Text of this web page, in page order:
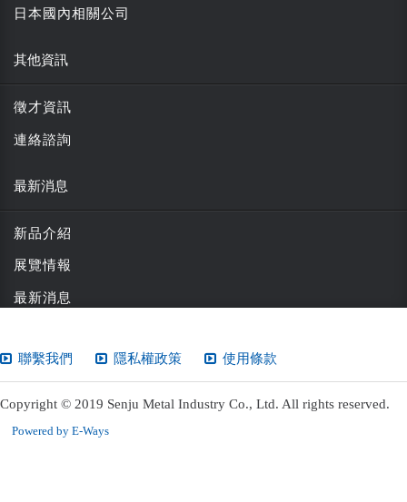
日本國內相關公司
其他資訊
徵才資訊
連絡諮詢
最新消息
新品介紹
展覽情報
最新消息
聯繫我們 隱私權政策 使用條款
Copyright © 2019 Senju Metal Industry Co., Ltd. All rights reserved.
Powered by E-Ways